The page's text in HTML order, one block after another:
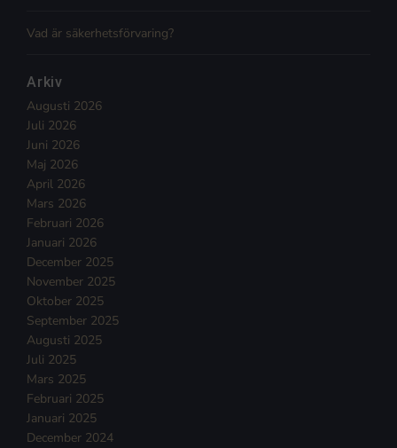
Vad är säkerhetsförvaring?
Arkiv
Augusti 2026
Juli 2026
Juni 2026
Maj 2026
April 2026
Mars 2026
Februari 2026
Januari 2026
December 2025
November 2025
Oktober 2025
September 2025
Augusti 2025
Juli 2025
Mars 2025
Februari 2025
Januari 2025
December 2024